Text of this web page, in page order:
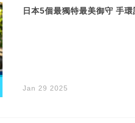
日本5個最獨特最美御守 手
Jan 29 2025